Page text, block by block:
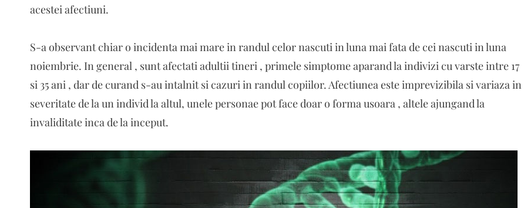
acestei afectiuni.
S-a observant chiar o incidenta mai mare in randul celor nascuti in luna mai fata de cei nascuti in luna
noiembrie. In general , sunt afectati adultii tineri , primele simptome aparand la indivizi cu varste intre 17
si 35 ani , dar de curand s-au intalnit si cazuri in randul copiilor. Afectiunea este imprevizibila si variaza in
severitate de la un individ la altul, unele personae pot face doar o forma usoara , altele ajungand la
invaliditate inca de la inceput.